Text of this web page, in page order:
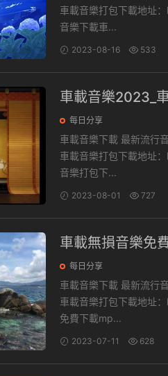
車載音樂打包下載地址：http://
音樂下載車...
2023-08-16 533
車載音樂2023_
每日分享
車載音樂下載 最新流行音樂資源包，收錄萬首經典流行歌曲，一鍵保存下載，非常方便。
車載音樂打包下載地址：http://
音樂打包下...
2023-08-01 727
車載無損音樂免
每日分享
車載音樂下載 最新流行音樂資源包，收錄萬首經典流行歌曲，一鍵保存下載，非常方便。
車載音樂打包下載地址：http://
免費下載mp...
2023-07-11 628